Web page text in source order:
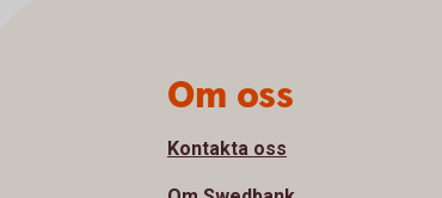
Om oss
Kontakta oss